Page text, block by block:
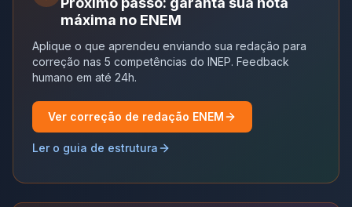
máxima no ENEM
Aplique o que aprendeu enviando sua redação para
correção nas 5 competências do INEP. Feedback
humano em até 24h.
Ver correção de redação ENEM
Ler o guia de estrutura